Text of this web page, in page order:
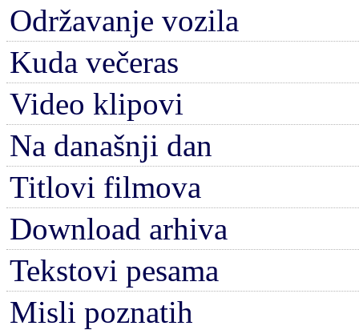
Održavanje vozila
Kuda večeras
Video klipovi
Na današnji dan
Titlovi filmova
Download arhiva
Tekstovi pesama
Misli poznatih